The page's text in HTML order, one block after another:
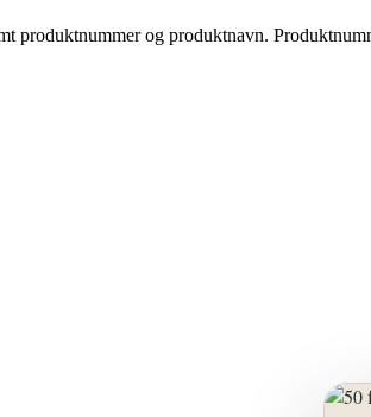
produktnummer og produktnavn.